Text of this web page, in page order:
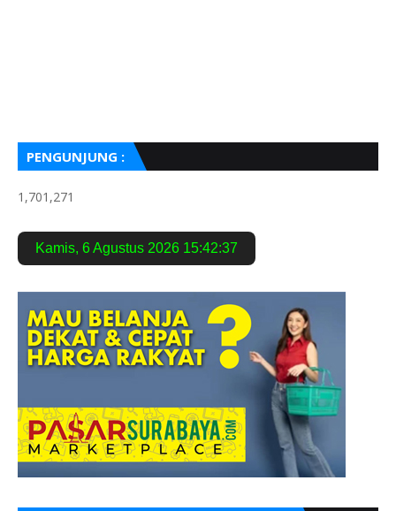
PENGUNJUNG :
1,701,271
Kamis, 6 Agustus 2026 15:42:38